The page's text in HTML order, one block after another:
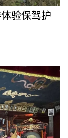
验保驾护